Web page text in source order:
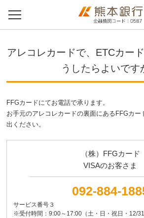
アレコレカードで、ETCカー
うしたらよいです
FFGカードにてお電話で承ります。
お手元のアレコレカードの裏面にあるFFGカー
出ください。
（株）FFGカード
VISAのお客さま
092-884-
サービス番号３
※受付時間：9:00～17:00（土・日・祝日・12/